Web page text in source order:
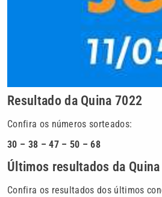
Resultado da Quina 7022
Confira os números sorteados:
30 – 38 – 47 – 50 – 68
Últimos resultados da Quina
Confira os resultados dos últimos